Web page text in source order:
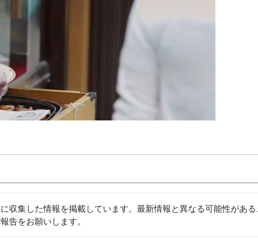
収集した情報を掲載しています。最新情報と異なる可能性があ
告をお願いします。